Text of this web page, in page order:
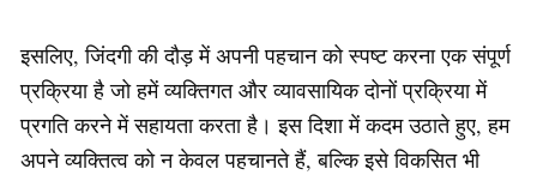
इसलिए, जिंदगी की दौड़ में अपनी पहचान को स्पष्ट करना एक संपूर्ण
प्रक्रिया है जो हमें व्यक्तिगत और व्यावसायिक दोनों प्रक्रिया में
प्रगति करने में सहायता करता है। इस दिशा में कदम उठाते हुए, हम
अपने व्यक्तित्व को न केवल पहचानते हैं, बल्कि इसे विकसित भी